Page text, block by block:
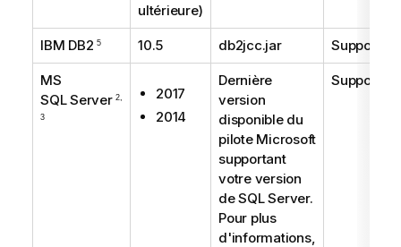
ultérieure)
IBM DB2 5 10.5 db2jcc.jar Supportée
MS
SQL Server2,
3
2017
2014
Dernière
version
disponible du
pilote Microsoft
supportant
votre version
de SQL Server.
Pour plus
d'informations,
Supporté